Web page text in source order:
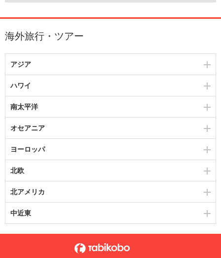
海外旅行・ツアー
アジア
ハワイ
南太平洋
オセアニア
ヨーロッパ
北欧
北アメリカ
中近東